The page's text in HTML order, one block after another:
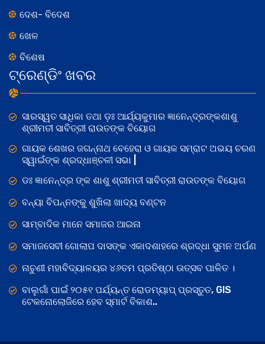
ଦେଶ- ବିଦେଶ
ଖେଳ
ବିଶେଷ
ଟ୍ରେଣ୍ଡିଂ ଖବର
ସାରସ୍ୱତ ସାଧିକା ତଥା ଡ଼ଃ ଆର୍ଯ୍ୟକୁମାର ଜ୍ଞାନେନ୍ଦ୍ରଙ୍କଶାଶୁ
ଶ୍ରୀମତୀ ସାବିତ୍ରୀ ରାଉତଙ୍କ ବିୟୋଗ
ଗାୟକ ଶେଖର ଜଗନ୍ନାଥ ବେହେରା ଓ ଗାୟକ ସମ୍ରାଟ ଅଭୟ ଚରଣ
ସ୍ୱାଇଁଙ୍କ ଶ୍ରଦ୍ଧାଞ୍ଚଳୀ ସଭା |
ଡଃ ଜ୍ଞାନେନ୍ଦ୍ର ଙ୍କ ଶାଶୁ ଶ୍ରୀମତୀ ସାବିତ୍ରୀ ରାଉତଙ୍କ ବିୟୋଗ
ବନ୍ୟା ବିପନ୍ନଙ୍କୁ ଶୁଖିଲା ଖାଦ୍ୟ ବଣ୍ଟନ
ସାମ୍ବାଦିକ ମାନେ ସମାଜର ଆଇନା
ସମାଜସେବୀ ଗୋଲାପ ଦାସଙ୍କ ଏକାଦଶାହରେ ଶ୍ରଦ୍ଧା ସୁମନ ଅର୍ପଣ
ନାଚୁଣୀ ମହାବିଦ୍ୟାଳୟର ୪୬ତମ ପ୍ରତିଷ୍ଠା ଉତ୍ସବ ପାଳିତ ।
ବାଲୁଗାଁ ପାଇଁ ୨୦୫୧ ପର୍ଯ୍ୟନ୍ତ ରୋଡମ୍ୟାପ୍ ପ୍ରସ୍ତୁତ, GIS
ଟେକନୋଲୋଜିରେ ହେବ ସ୍ମାର୍ଟ ବିକାଶ..